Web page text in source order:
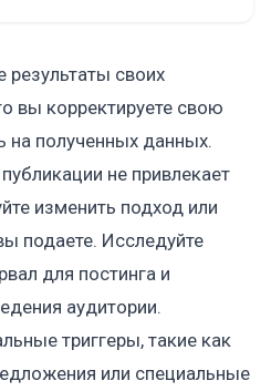
результаты своих
вы корректируете свою
на полученных данных.
не привлекает
изменить подход или
подаете. Исследуйте
для постинга и
аудитории.
триггеры, такие как
или специальные